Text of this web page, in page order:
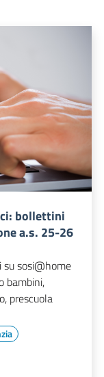
bollettini
a.s. 25-26
sosi@home
bambini,
prescuola